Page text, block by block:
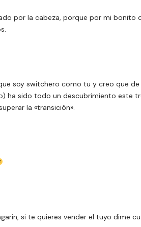
por la cabeza, porque por mi bonito
soy switchero como tu y creo que
ha sido todo un descubrimiento este
la «transición».
si te quieres vender el tuyo dime